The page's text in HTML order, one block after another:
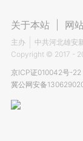
关于本站 网
主办
中共河北雄安
Copyright © 2017 -
京ICP证010042号-22
冀公网安备